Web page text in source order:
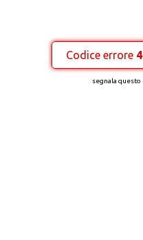
Codice errore
segnala questo